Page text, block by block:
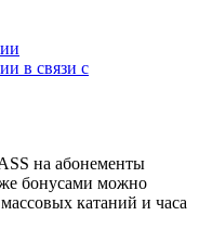
в связи с
на абонементы
бонусами можно
катаний и часа